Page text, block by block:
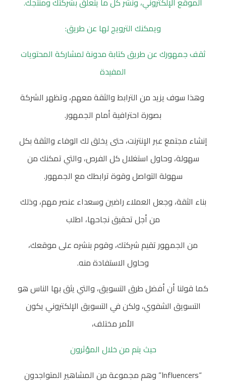
ويمكنك الترويج لها عن طريق:
ثقف جمهورك عن طريق كتابة مدونة لمشاركة المحتويات
المفيدة
وهذا سوف يزيد من الترابط والثقة معهم، وتظهر الشركة
بصورة احترافية أمام الجمهور.
إنشاء مجتمع عبر الإنترنت، حتى يخلق لك الوفاء والثقة بكل
سهولة، وحاول استغلال كل الفرص، والتي تمكنك من
سهولة التواصل وقوة ترابطك مع الجمهور.
بناء الثقة، وجعل العملاء راضين وسعداء عنصر مهم، وذلك
من أجل تحقيق نجاحها، اطلب
من الجمهور تقيم شركتك، وقوم بنشره على موقعك،
وحاول الاستفادة منه.
كما قولنا أن أفضل طرق التسويق، والتي يثق بها الناس هو
التسويق الشفوي، ولكن في التسويق الإلكتروني يكون
الأمر مختلف،
حيث يتم من خلال المؤثرون
“Influencers” وهم مجموعة من المشاهير المتواجدون